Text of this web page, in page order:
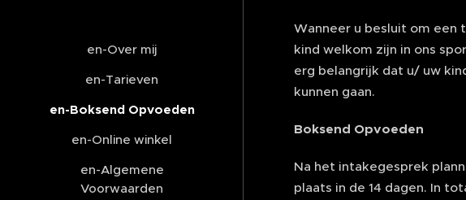
en-Over mij
en-Tarieven
en-Boksend Opvoeden
en-Online winkel
en-Algemene
Voorwaarden
Wanneer u besluit om een
kind welkom zijn in ons
erg belangrijk dat u/ uw
kunnen gaan.
Boksend Opvoeden
Na het intakegesprek
plaats in de 14 dagen. In